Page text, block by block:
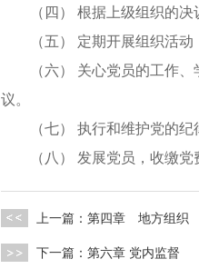
（四） 根据上级组织的决议
（五） 定期开展组织活动，
（六） 关心党员的工作、学
议。
（七） 执行和维护党的纪
（八） 发展党员，收缴党
上一篇：第四章 地方组织
下一篇：第六章 党内监督